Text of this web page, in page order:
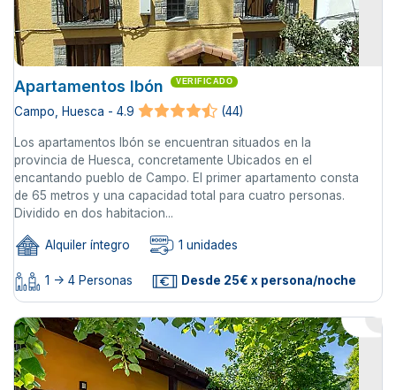
Apartamentos Ibón VERIFICADO
Campo, Huesca - 4.9 (44)
Los apartamentos Ibón se encuentran situados en la
provincia de Huesca, concretamente Ubicados en el
encantando pueblo de Campo. El primer apartamento consta
de 65 metros y una capacidad total para cuatro personas.
Dividido en dos habitacion...
Alquiler íntegro 1 unidades
1 -> 4 Personas Desde 25€ x persona/noche